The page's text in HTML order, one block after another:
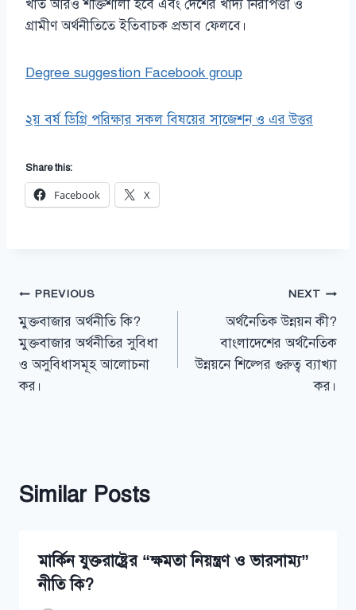
খাত আরও শক্তিশালী হবে এবং দেশের খাদ্য নিরাপত্তা ও
গ্রামীণ অর্থনীতিতে ইতিবাচক প্রভাব ফেলবে।
Degree suggestion Facebook group
২য় বর্ষ ডিগ্রি পরিক্ষার সকল বিষয়ের সাজেশন ও এর উত্তর
Share this:
Facebook X
Post
navigation
PREVIOUS
মুক্তবাজার অর্থনীতি কি?
মুক্তবাজার অর্থনীতির সুবিধা
ও অসুবিধাসমূহ আলোচনা
কর।
NEXT
অর্থনৈতিক উন্নয়ন কী?
বাংলাদেশের অর্থনৈতিক
উন্নয়নে শিল্পের গুরুত্ব ব্যাখ্যা
কর।
Similar Posts
মার্কিন যুক্তরাষ্ট্রের “ক্ষমতা নিয়ন্ত্রণ ও ভারসাম্য”
নীতি কি?